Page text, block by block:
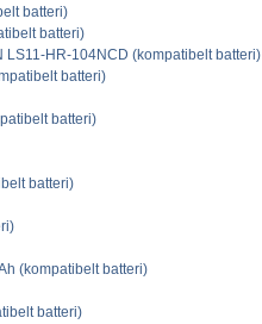
batteri)
batteri)
LS11-HR-104NCD (kompatibelt batteri)
batteri)
batteri)
batteri)
(kompatibelt batteri)
batteri)